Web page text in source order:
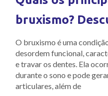
bruxismo?
O bruxismo é uma
desordem funcional,
e travar os dentes. Ela
durante o sono e pode
articulares, além de